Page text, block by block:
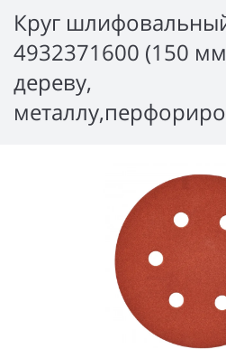
Круг
4932371600 (150
дереву,